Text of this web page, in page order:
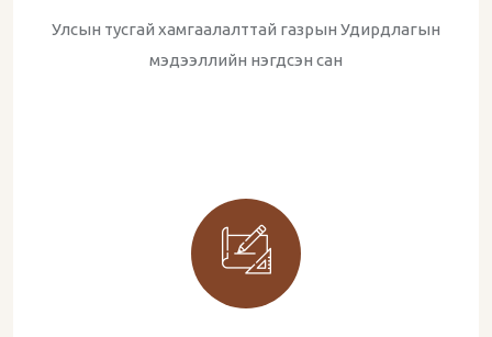
Улсын тусгай хамгаалалттай газрын Удирдлагын
мэдээллийн нэгдсэн сан